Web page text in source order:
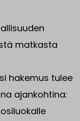
matkasta
hakemus tulee
ajankohtina: